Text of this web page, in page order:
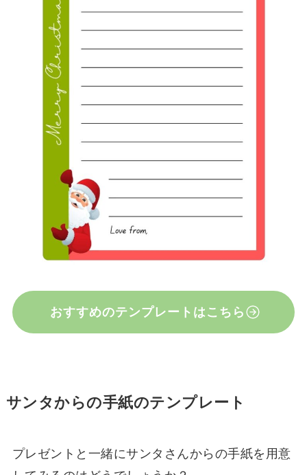
おすすめのテンプレートはこちら
サンタからの手紙のテンプレート
プレゼントと一緒にサンタさんからの手紙を用意